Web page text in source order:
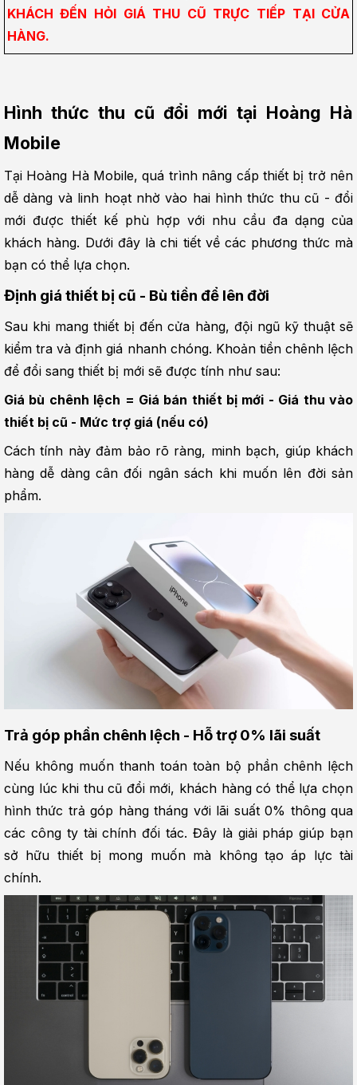
KHÁCH ĐẾN HỎI GIÁ THU CŨ TRỰC TIẾP TẠI CỬA
HÀNG.
Hình thức thu cũ đổi mới tại Hoàng Hà
Mobile
Tại Hoàng Hà Mobile, quá trình nâng cấp thiết bị trở nên
dễ dàng và linh hoạt nhờ vào hai hình thức thu cũ - đổi
mới được thiết kế phù hợp với nhu cầu đa dạng của
khách hàng. Dưới đây là chi tiết về các phương thức mà
bạn có thể lựa chọn.
Định giá thiết bị cũ - Bù tiền để lên đời
Sau khi mang thiết bị đến cửa hàng, đội ngũ kỹ thuật sẽ
kiểm tra và định giá nhanh chóng. Khoản tiền chênh lệch
để đổi sang thiết bị mới sẽ được tính như sau:
Giá bù chênh lệch = Giá bán thiết bị mới - Giá thu vào
thiết bị cũ - Mức trợ giá (nếu có)
Cách tính này đảm bảo rõ ràng, minh bạch, giúp khách
hàng dễ dàng cân đối ngân sách khi muốn lên đời sản
phẩm.
Trả góp phần chênh lệch - Hỗ trợ 0% lãi suất
Nếu không muốn thanh toán toàn bộ phần chênh lệch
cùng lúc khi thu cũ đổi mới, khách hàng có thể lựa chọn
hình thức trả góp hàng tháng với lãi suất 0% thông qua
các công ty tài chính đối tác. Đây là giải pháp giúp bạn
sở hữu thiết bị mong muốn mà không tạo áp lực tài
chính.